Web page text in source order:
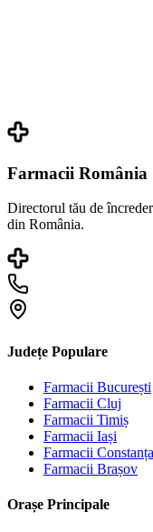
Farmacii România
Directorul tău de
din România.
Județe Populare
Farmacii București
Farmacii Cluj
Farmacii Timiș
Farmacii Iași
Farmacii Constanța
Farmacii Brașov
Orașe Principale